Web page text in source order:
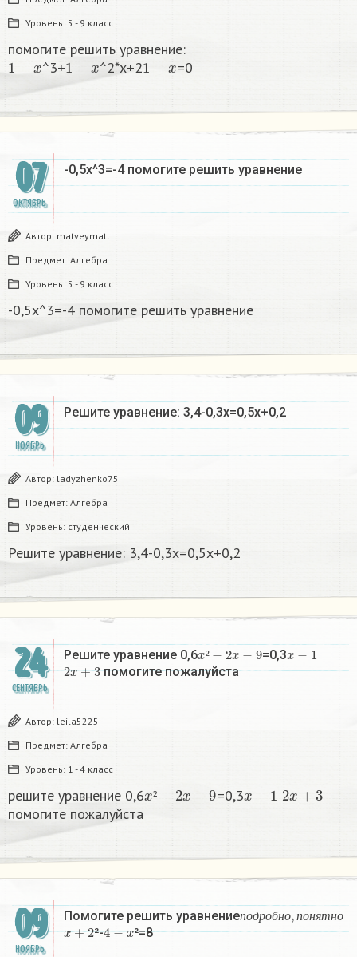
Уровень: 5 - 9 класс
помогите решить уравнение:
1−x ^3+1−x ^2*x+21−x =0
07
ОКТЯБРЬ
-0,5x^3=-4 помогите решить уравнение
Автор: matveymatt
Предмет: Алгебра
Уровень: 5 - 9 класс
-0,5x^3=-4 помогите решить уравнение
09
НОЯБРЬ
Решите уравнение: 3,4-0,3x=0,5x+0,2
Автор: ladyzhenko75
Предмет: Алгебра
Уровень: студенческий
Решите уравнение: 3,4-0,3x=0,5x+0,2
24
СЕНТЯБРЬ
Решите уравнение 0,6x ² −2 x−9 =0,3x−1
2
3 помогите пожалуйста
Автор: leila5225
Предмет: Алгебра
Уровень: 1 - 4 класс
решите уравнение 0,6 ² x− =0,3 2
помогите пожалуйста
09
НОЯБРЬ
Помогите решить уравнениепо д р о б н о понятно
подр об но,по ятн
2 ²- 4 ²=8